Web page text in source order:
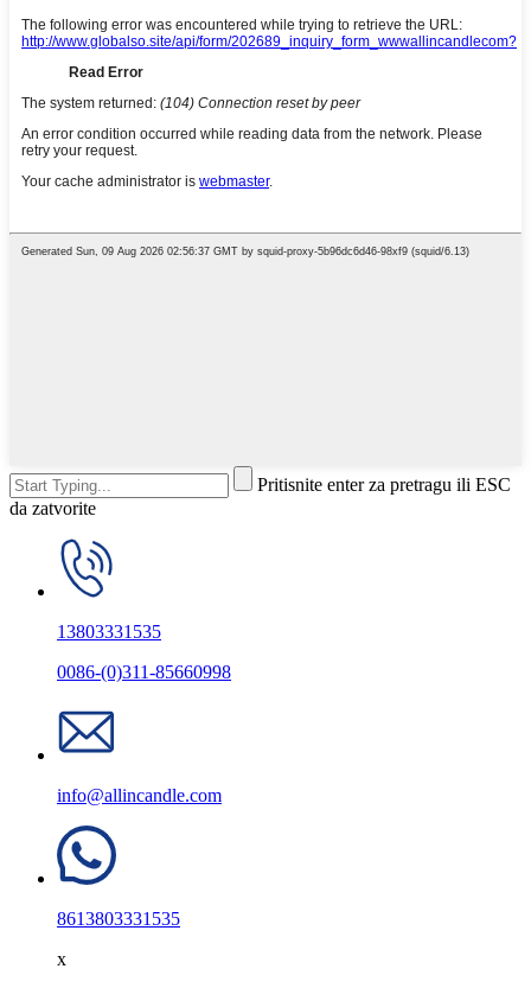
Pritisnite enter za pretragu ili ESC
da zatvorite
13803331535
0086-(0)311-85660998
info@allincandle.com
8613803331535
x